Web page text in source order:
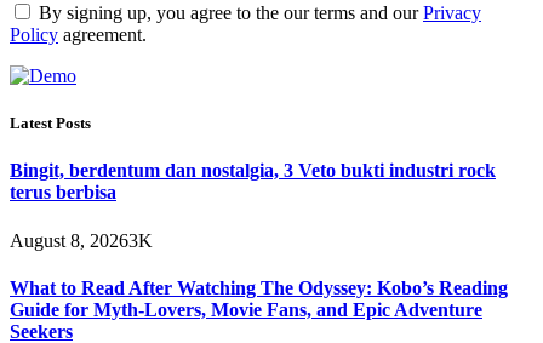
By signing up, you agree to the our terms and ourPrivacy
Policy agreement.
Latest Posts
Bingit, berdentum dan nostalgia, 3 Veto bukti industri rock
terus berbisa
August 8, 20263K
What to Read After Watching The Odyssey: Kobo’s Reading
Guide for Myth-Lovers, Movie Fans, and Epic Adventure
Seekers